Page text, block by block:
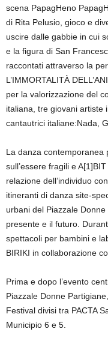
scena PapagHeno
di Rita Pelusio, gioco e
uscire dalle gabbie in cui
e la figura di San
raccontati attraverso la
L’IMMORTALITÀ
per la valorizzazione del
italiana, tre giovani artiste
cantautrici italiane:Nada,
La danza contemporanea
sull’essere fragili e
relazione dell’individuo
itineranti di danza site-
urbani del Piazzale
presente e il futuro.
spettacoli per bambini e
BIRIKI in collaborazione
Prima e dopo l’evento
Piazzale Donne
Festival divisi tra PACTA
Municipio 6 e 5.